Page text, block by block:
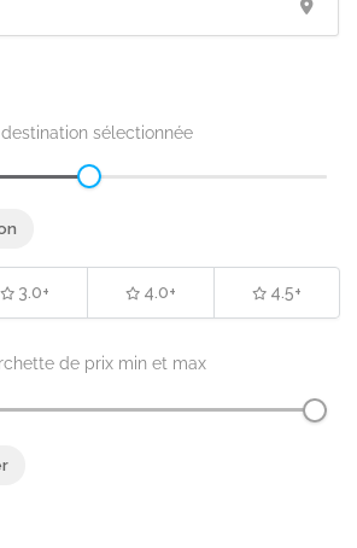
sélectionnée
3.0+ 4.0+ 4.5+
de prix min et max